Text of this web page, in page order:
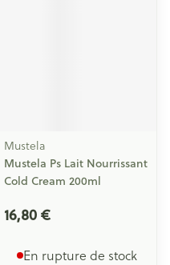
Mustela
Mustela Ps Lait Nourrissant
Cold Cream 200ml
16,80 €
En rupture de stock